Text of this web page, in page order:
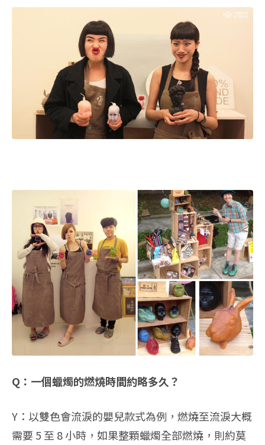
Q：一個蠟燭的燃燒時間約略多久？
Y：以雙色會流淚的嬰兒款式為例，燃燒至流淚大概
需要 5 至 8 小時，如果整顆蠟燭全部燃燒，則約莫